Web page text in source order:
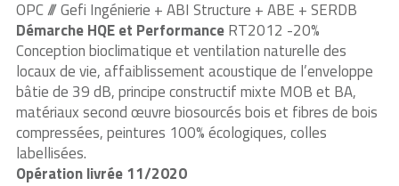
OPC /// Gefi Ingénierie + ABI Structure + ABE + SERDB
Démarche HQE et PerformanceRT2012 -20%
Conception bioclimatique et ventilation naturelle des
locaux de vie, affaiblissement acoustique de l’enveloppe
bâtie de 39 dB, principe constructif mixte MOB et BA,
matériaux second œuvre biosourcés bois et fibres de bois
compressées, peintures 100% écologiques, colles
labellisées.
Opération livrée 11/2020